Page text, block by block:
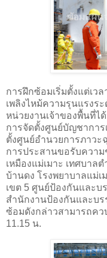
การฝึกซ้อมเริ่มตั้งแต่เว
เพลิงไหม้ความรุนแรงร
หน่วยงานเจ้าของพื้นที่
การจัดตั้งศูนย์บัญชาการ
ตั้งศูนย์อำนวยการภาวะ
การประสานขอรับควา
เหมืองแม่เมาะ เทศบาล
บ้านดง โรงพยาบาลแม่
เขต 5 ศูนย์ป้องกันและบ
สำนักงานป้องกันและบร
ซ้อมดังกล่าวสามารถคว
11.15 น.